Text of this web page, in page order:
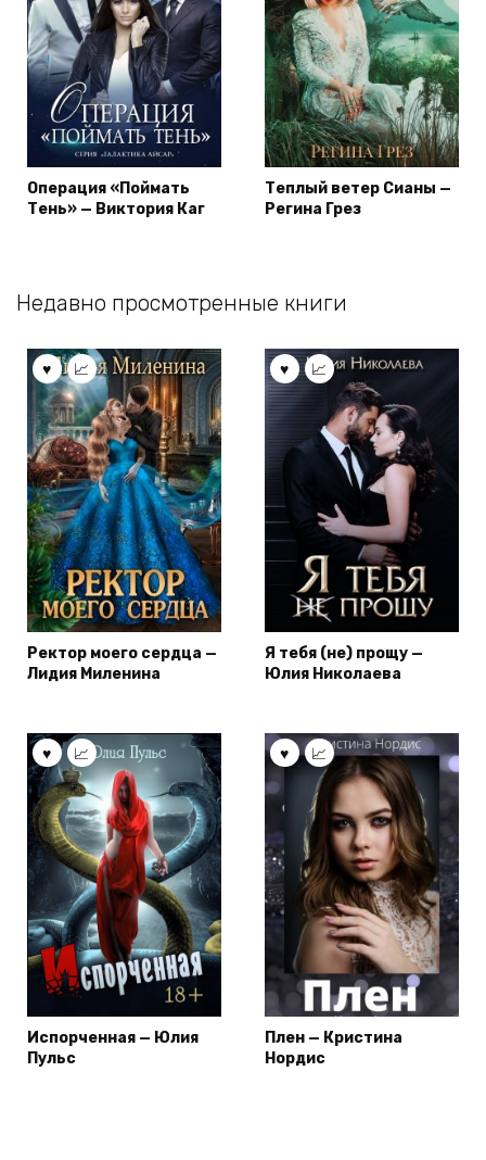
Операция «Поймать
Тень» — Виктория Каг
Теплый ветер Сианы —
Регина Грез
Недавно просмотренные книги
Ректор моего сердца —
Лидия Миленина
Я тебя (не) прощу —
Юлия Николаева
Испорченная — Юлия
Пульс
Плен — Кристина
Нордис